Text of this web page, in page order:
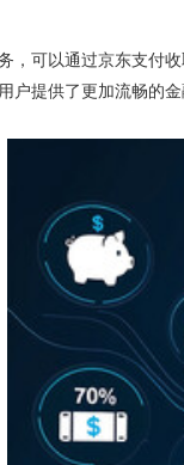
，可以通过京东支付
户提供了更加流畅的